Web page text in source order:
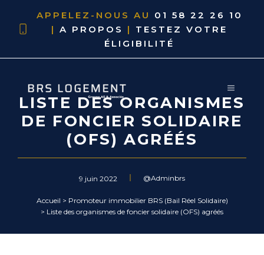
APPELEZ-NOUS AU 01 58 22 26 10
|A PROPOS | TESTEZ VOTRE
ÉLIGIBILITÉ
LISTE DES ORGANISMES
DE FONCIER SOLIDAIRE
(OFS) AGRÉÉS
9 juin 2022 @Adminbrs
Accueil > Promoteur immobilier BRS (Bail Réel Solidaire)
> Liste des organismes de foncier solidaire (OFS) agréés